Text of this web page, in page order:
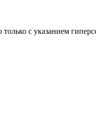
с указанием